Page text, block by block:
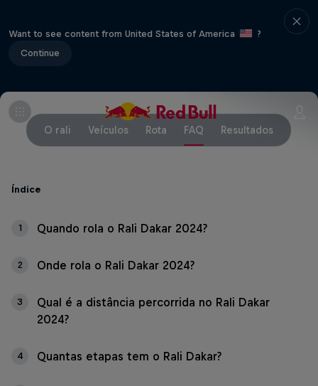
Want to see content from United States of America
?
Continue
O rali Veículos Rota FAQ Resultados
Índice
1 Quando rola o Rali Dakar 2024?
2 Onde rola o Rali Dakar 2024?
3
Qual é a distância percorrida no Rali Dakar
2024?
4 Quantas etapas tem o Rali Dakar?